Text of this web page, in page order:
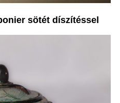
sötét díszítéssel